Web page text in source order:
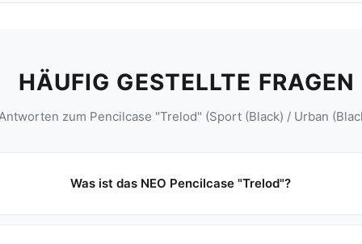
HÄUFIG GESTELLTE FRAGEN
zum Pencilcase "Trelod" (Sport (Black) / Urban
Was ist das NEO Pencilcase "Trelod"?